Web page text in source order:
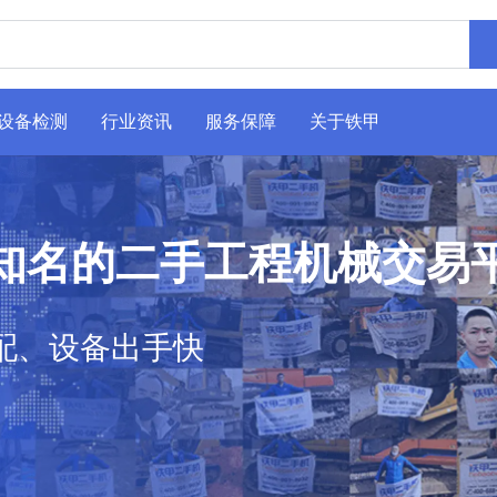
备检测 行业资讯 服务保障 关于铁甲
的二手工程机械交易
、设备出手快